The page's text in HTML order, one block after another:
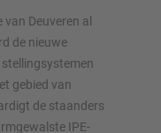
Deuveren al
de nieuwe
gebied van
de staanders
IPE-